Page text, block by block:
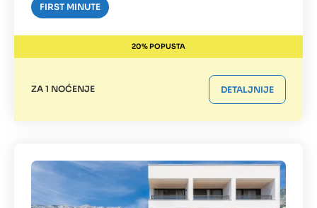
FIRST MINUTE
20% POPUSTA
ZA 1 NOĆENJE DETALJNIJE